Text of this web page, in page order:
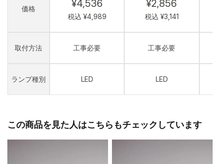
価格
取付方法
ランプ種別
¥4,536
税込 ¥4,989
工事必要
LED
¥2,856
税込 ¥3,141
工事必要
LED
この商品を見た人はこちらもチェックしています